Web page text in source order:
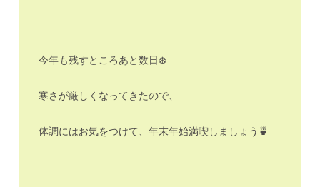
今年も残すところあと数日❄️
寒さが厳しくなってきたので、
体調にはお気をつけて、年末年始満喫しましょう🍵